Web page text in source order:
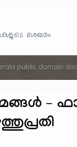
ശേഖരം
public domain
–